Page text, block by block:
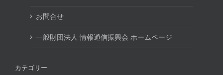
お問合せ
一般財団法人 情報通信振興会 ホームページ
カテゴリー